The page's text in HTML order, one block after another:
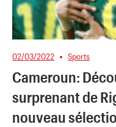
02/03/2022 Sports
Cameroun:
surprenant de
nouveau